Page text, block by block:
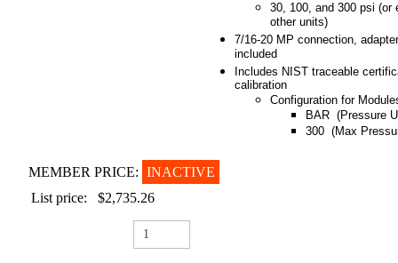
30, 100, and 300 psi (or
other units)
7/16-20 MP connection,
included
Includes NIST traceable
calibration
Configuration for
BAR (Pressure
300 (Max
MEMBER PRICE: INACTIVE
List price:
$2,735.26